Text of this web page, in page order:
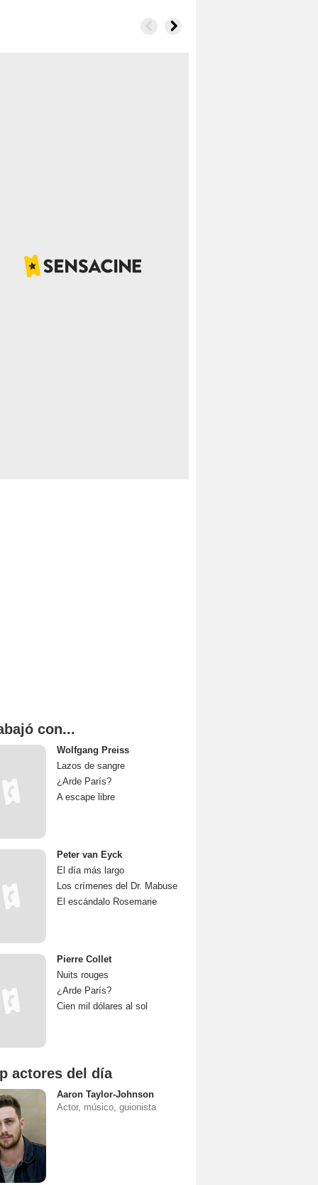
con...
Wolfgang Preiss
Lazos de sangre
¿Arde París?
A escape libre
Peter van Eyck
El día más largo
Los crímenes del Dr. Mabuse
El escándalo Rosemarie
Pierre Collet
Nuits rouges
¿Arde París?
Cien mil dólares al sol
actores del día
Aaron Taylor-Johnson
Actor, músico, guionista